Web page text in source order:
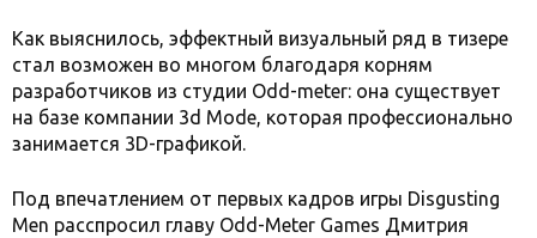
Как выяснилось, эффектный визуальный ряд в тизере
стал возможен во многом благодаря корням
разработчиков из студии Odd-meter: она существует
на базе компании 3d Mode, которая профессионально
занимается 3D-графикой.
Под впечатлением от первых кадров игры Disgusting
Men расспросил главу Odd-Meter Games Дмитрия